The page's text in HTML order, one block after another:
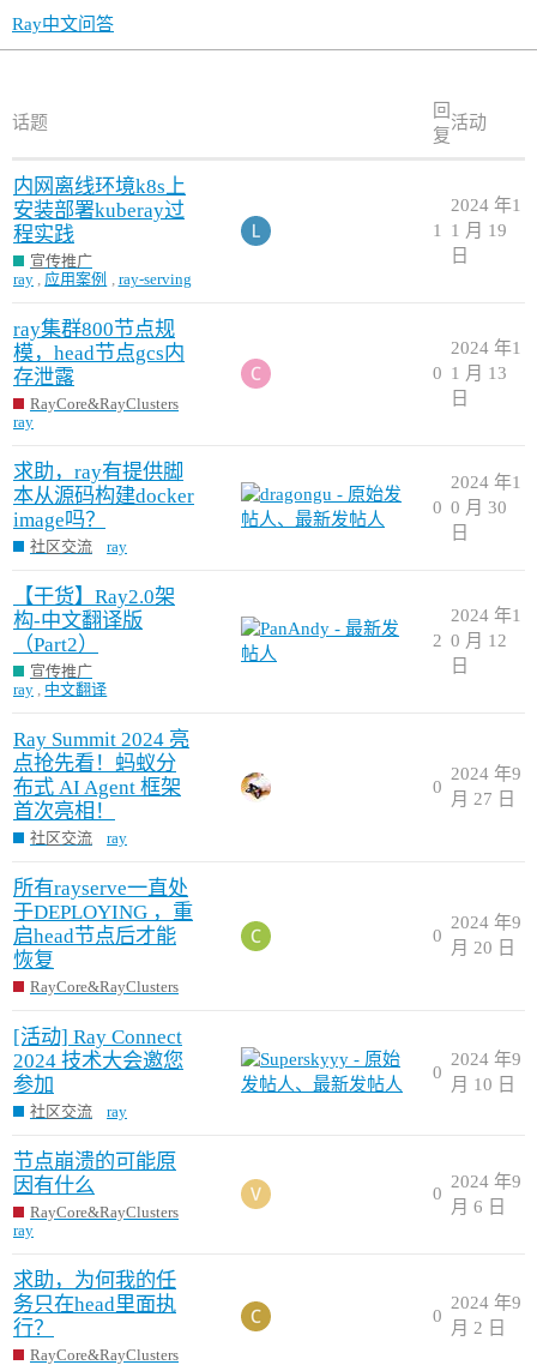
Ray中文问答
话题
回
复
活动
内网离线环境k8s上
安装部署kuberay过
程实践
宣传推广
ray
应用案例 ray-serving
1
2024 年1
1 月 19
日
ray集群800节点规
模，head节点gcs内
存泄露
RayCore&RayClusters
ray
0
2024 年1
1 月 13
日
求助，ray有提供脚
本从源码构建docker
image吗？
社区交流 ray
0
2024 年1
0 月 30
日
【干货】Ray2.0架
构-中文翻译版
（Part2）
宣传推广
ray
中文翻译
2
2024 年1
0 月 12
日
Ray Summit 2024 亮
点抢先看！蚂蚁分
布式 AI Agent 框架
首次亮相！
社区交流 ray
0
2024 年9
月 27 日
所有rayserve一直处
于DEPLOYING ，重
启head节点后才能
恢复
RayCore&RayClusters
0
2024 年9
月 20 日
[活动] Ray Connect
2024 技术大会邀您
参加
社区交流 ray
0
2024 年9
月 10 日
节点崩溃的可能原
因有什么
RayCore&RayClusters
ray
0
2024 年9
月 6 日
求助，为何我的任
务只在head里面执
行？
RayCore&RayClusters
0
2024 年9
月 2 日